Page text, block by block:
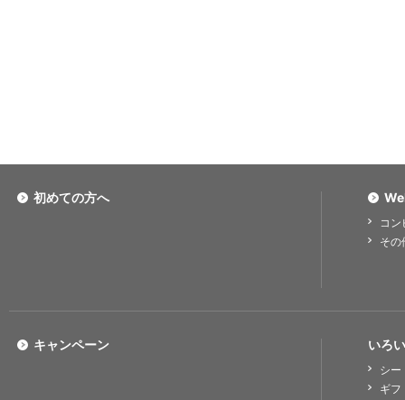
初めての方へ
コ
その
いろ
シー
ギフ
キャンペーン